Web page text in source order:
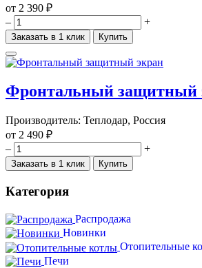
от 2 390 ₽
–
+
Заказать в 1 клик Купить
Фронтальный защитный
Производитель: Теплодар, Россия
от 2 490 ₽
–
+
Заказать в 1 клик Купить
Категория
Распродажа
Новинки
Отопительные
Печи